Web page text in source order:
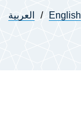
English العربية